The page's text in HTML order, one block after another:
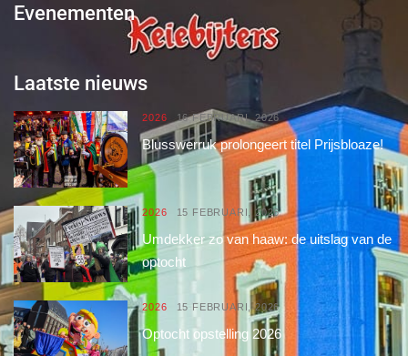
Evenementen
Laatste nieuws
2026 16 FEBRUARI, 2026
Blusswerruk prolongeert titel Prijsbloaze!
2026 15 FEBRUARI, 2026
Umdekker zo van haaw: de uitslag van de
optocht
2026 15 FEBRUARI, 2026
Optocht opstelling 2026